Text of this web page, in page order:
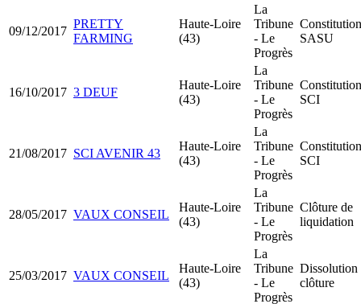
09/12/2017
PRETTY
FARMING
Haute-Loire
(43)
La
Tribune
- Le
Progrès
Constitution
SASU
16/10/2017 3 DEUF
Haute-Loire
(43)
La
Tribune
- Le
Progrès
Constitution
SCI
21/08/2017 SCI AVENIR 43
Haute-Loire
(43)
La
Tribune
- Le
Progrès
Constitution
SCI
28/05/2017 VAUX CONSEIL
Haute-Loire
(43)
La
Tribune
- Le
Progrès
Clôture de
liquidation
25/03/2017 VAUX CONSEIL
Haute-Loire
(43)
La
Tribune
- Le
Progrès
Dissolution
clôture